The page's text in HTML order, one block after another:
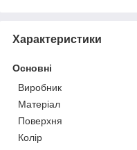
Характеристики
Основні
Виробник
Матеріал
Поверхня
Колір